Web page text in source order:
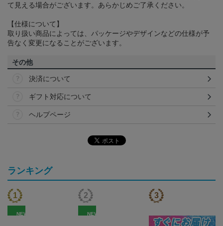
て見える場合がございます。あらかじめご了承ください。
【仕様について】
取り扱い商品によっては、パッケージやデザインなどの仕様が予
告なく変更になることがございます。
その他
決済について
ギフト対応について
ヘルプページ
ランキング
NEW NEW